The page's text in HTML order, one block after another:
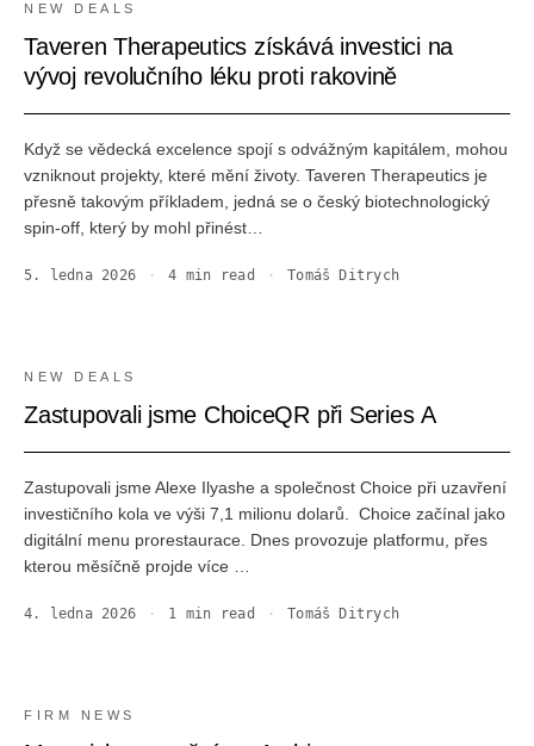
NEW DEALS
Taveren Therapeutics získává investici na
vývoj revolučního léku proti rakovině
Když se vědecká excelence spojí s odvážným kapitálem, mohou
vzniknout projekty, které mění životy. Taveren Therapeutics je
přesně takovým příkladem, jedná se o český biotechnologický
spin-off, který by mohl přinést…
5. ledna 2026 · 4 min read · Tomáš Ditrych
NEW DEALS
Zastupovali jsme ChoiceQR při Series A
Zastupovali jsme Alexe Ilyashe a společnost Choice při uzavření
investičního kola ve výši 7,1 milionu dolarů. ‍ Choice začínal jako
digitální menu prorestaurace. Dnes provozuje platformu, přes
kterou měsíčně projde více …
4. ledna 2026 · 1 min read · Tomáš Ditrych
FIRM NEWS